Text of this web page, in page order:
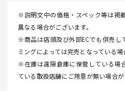
※説明文中の価格・スペック等は掲
異なる場合がございます。
※商品は店頭及び外部ECでも併売し
ミングによっては完売となっている場
※在庫は遠隔倉庫に保管している場
ている取扱店舗にご用意が無い場合が